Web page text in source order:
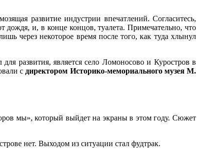
развитие индустрии впечатлений. Согласитесь,
дождя, и, в конце концов, туалета. Примечательно, что
через некоторое время после того, как туда хлынул
развития, является село Ломоносово и Куростров в
с директором Историко-мемориального музея М.
мы», который выйдет на экраны в этом году. Сюжет
нет. Выходом из ситуации стал фудтрак.